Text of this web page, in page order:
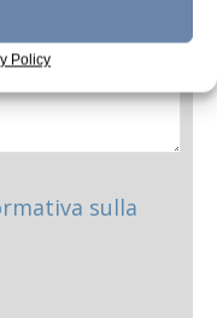
Policy
sulla